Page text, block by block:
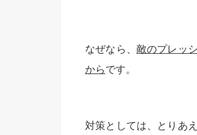
なぜなら、 敵のプレッ
からです。
対策としては、とりあ